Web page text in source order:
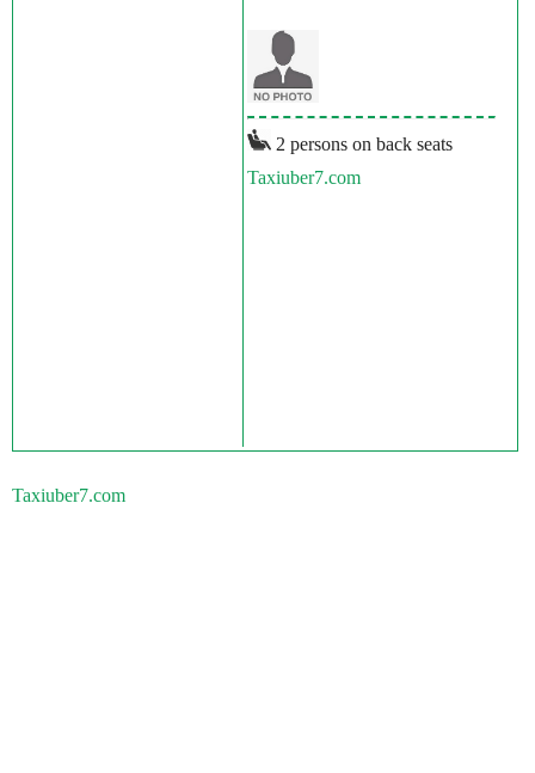
2 persons on back seats
Taxiuber7.com
Taxiuber7.com